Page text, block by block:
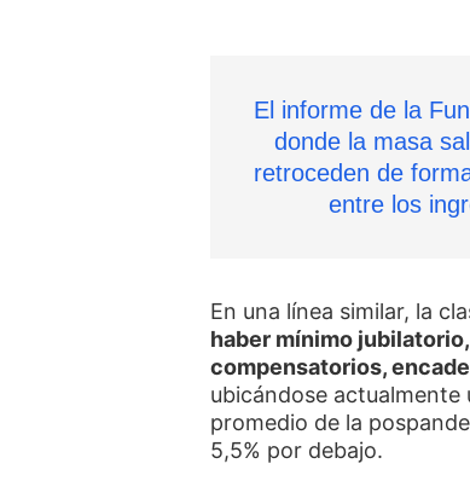
El informe de la
donde la masa
retroceden de
entre los
En una línea similar, la
haber mínimo
compensatorios,
ubicándose actualmente
promedio de la
5,5% por debajo.